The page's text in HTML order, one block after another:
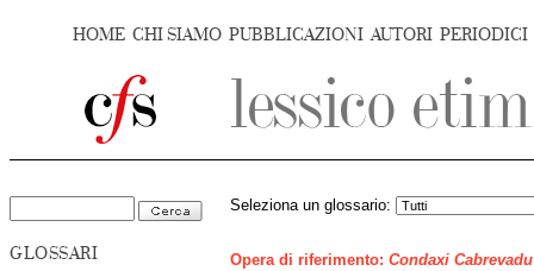
HOME CHI SIAMO PUBBLICAZIONI AUTORI PERIODICI
GLOSSARI
Seleziona un glossario:
Opera di riferimento: Condaxi Cabrevadu